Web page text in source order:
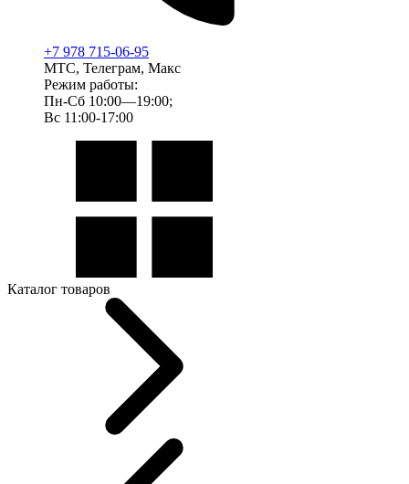
+7 978 715-06-95
МТС, Телеграм, Макс
Режим работы:
Пн-Сб 10:00—19:00;
Вс 11:00-17:00
Каталог товаров